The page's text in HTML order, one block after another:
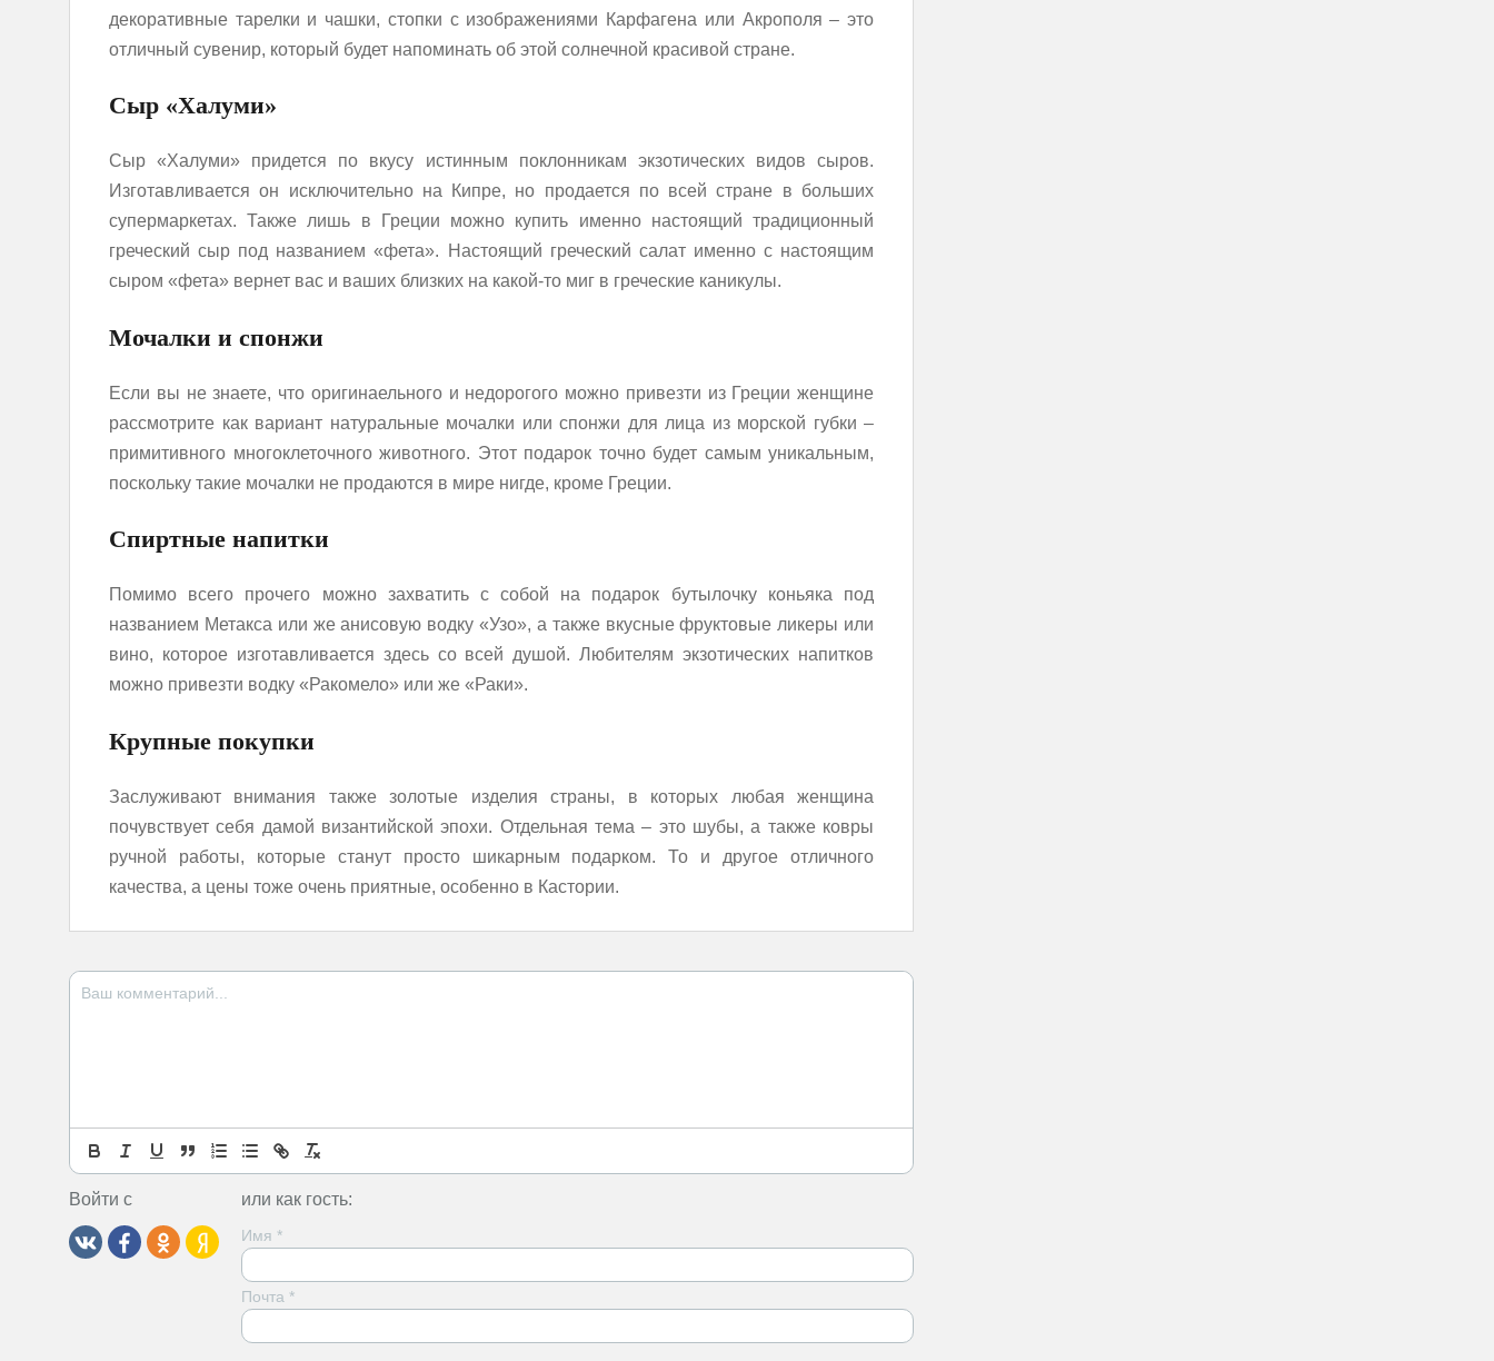
декоративные тарелки и чашки, стопки с изображениями Карфагена или Акрополя – это
отличный сувенир, который будет напоминать об этой солнечной красивой стране.
Сыр «Халуми»
Сыр «Халуми» придется по вкусу истинным поклонникам экзотических видов сыров.
Изготавливается он исключительно на Кипре, но продается по всей стране в больших
супермаркетах. Также лишь в Греции можно купить именно настоящий традиционный
греческий сыр под названием «фета». Настоящий греческий салат именно с настоящим
сыром «фета» вернет вас и ваших близких на какой-то миг в греческие каникулы.
Мочалки и спонжи
Если вы не знаете, что оригинаельного и недорогого можно привезти из Греции женщине
рассмотрите как вариант натуральные мочалки или спонжи для лица из морской губки –
примитивного многоклеточного животного. Этот подарок точно будет самым уникальным,
поскольку такие мочалки не продаются в мире нигде, кроме Греции.
Спиртные напитки
Помимо всего прочего можно захватить с собой на подарок бутылочку коньяка под
названием Метакса или же анисовую водку «Узо», а также вкусные фруктовые ликеры или
вино, которое изготавливается здесь со всей душой. Любителям экзотических напитков
можно привезти водку «Ракомело» или же «Раки».
Крупные покупки
Заслуживают внимания также золотые изделия страны, в которых любая женщина
почувствует себя дамой византийской эпохи. Отдельная тема – это шубы, а также ковры
ручной работы, которые станут просто шикарным подарком. То и другое отличного
качества, а цены тоже очень приятные, особенно в Кастории.
Войти с или как гость:
Имя *
Почта *